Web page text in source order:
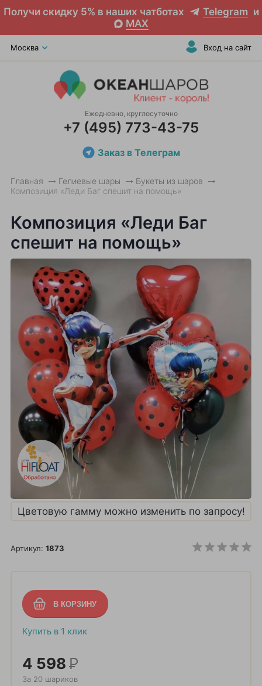
Получи скидку 5% в наших чатботах Telegram и
MAX
Москва Вход на сайт
Ежедневно, круглосуточно
+7 (495) 773-43-75
Заказ в Телеграм
Главная Гелиевые шары
Букеты из шаров
Композиция «Леди Баг спешит на помощь»
Композиция «Леди Баг
спешит на помощь»
Цветовую гамму можно изменить по запросу!
Артикул: 1873
Купить в 1 клик
4 598Р
За 20 шариков